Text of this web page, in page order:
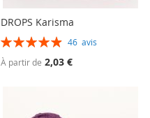
DROPS Karisma
Évaluation:
46 avis
À partir de 2,03 €